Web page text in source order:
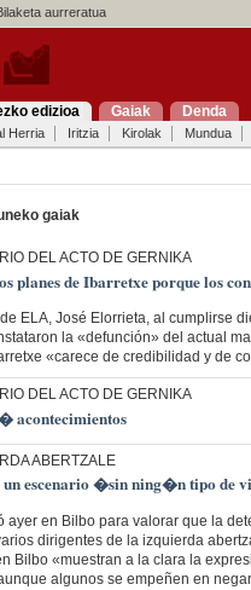
aurreratua
edizioa Gaiak Denda
Herria Iritzia Kirolak Mundua
gaiak
DEL ACTO DE GERNIKA
planes de Ibarretxe porque los
ELA, José Elorrieta, al cumplirse
la «defunción» del actual
«carece de credibilidad y de
DEL ACTO DE GERNIKA
acontecimientos
ABERTZALE
escenario �sin ning�n tipo de
ayer en Bilbo para valorar que la
dirigentes de la izquierda
Bilbo «muestran a la clara la
algunos se empeñen en